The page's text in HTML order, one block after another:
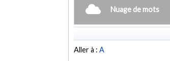
Nuage de mots
Aller à :A